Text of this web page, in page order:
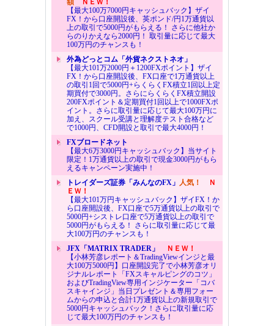
【最大100万7000円キャッシュバック】ザイ
FX！から口座開設後、英ポンド/円1万通貨以
上の取引で5000円がもらえる！ さらに他社か
らのりかえなら2000円！ 取引量に応じて最大
100万円のチャンスも！
外為どっとコム「外貨ネクストネオ」
【最大101万2000円＋1200FXポイント】ザイ
FX！から口座開設後、FX口座で1万通貨以上
の取引1回で5000円+らくらくFX積立1回以上定
期買付で3000円。さらにらくらくFX積立開設
200FXポイント＆定期買付1回以上で1000FXポ
イント。さらに取引量に応じて最大100万円に
加え、スクール受講と理解度テスト合格など
で1000円、CFD開設と取引で最大4000円！
FXブロードネット
【最大6万3000円キャッシュバック】当サイト
限定！1万通貨以上の取引で現金3000円がもら
えるキャンペーン実施中！
トレイダーズ証券「みんなのFX」 人気！
Ｎ
ＥＷ！
【最大101万円キャッシュバック】ザイFX！か
ら口座開設後、FX口座で5万通貨以上の取引で
5000円+シストレ口座で5万通貨以上の取引で
5000円がもらえる！ さらに取引量に応じて最
大100万円のチャンスも！
JFX「MATRIX TRADER」
ＮＥＷ！
【小林芳彦レポート＆TradingViewインジと最
大100万5000円】口座開設完了で小林芳彦オリ
ジナルレポート「FXスキャルピングのコツ」
およびTradingView専用インジケーター「コバ
スキャインジ」当日プレゼント＆専用フォー
ムからの申込と合計1万通貨以上の新規取引で
5000円キャッシュバック！さらに取引量に応
じて最大100万円のチャンスも！